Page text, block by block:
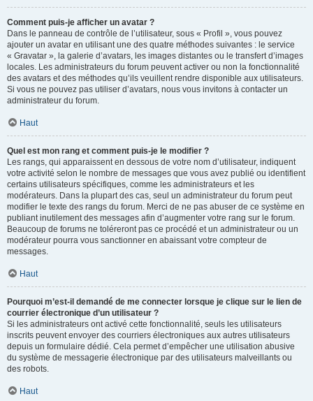
Comment puis-je afficher un avatar ?
Dans le panneau de contrôle de l’utilisateur, sous « Profil », vous pouvez
ajouter un avatar en utilisant une des quatre méthodes suivantes : le service
« Gravatar », la galerie d’avatars, les images distantes ou le transfert d’images
locales. Les administrateurs du forum peuvent activer ou non la fonctionnalité
des avatars et des méthodes qu’ils veuillent rendre disponible aux utilisateurs.
Si vous ne pouvez pas utiliser d’avatars, nous vous invitons à contacter un
administrateur du forum.
Haut
Quel est mon rang et comment puis-je le modifier ?
Les rangs, qui apparaissent en dessous de votre nom d’utilisateur, indiquent
votre activité selon le nombre de messages que vous avez publié ou identifient
certains utilisateurs spécifiques, comme les administrateurs et les
modérateurs. Dans la plupart des cas, seul un administrateur du forum peut
modifier le texte des rangs du forum. Merci de ne pas abuser de ce système en
publiant inutilement des messages afin d’augmenter votre rang sur le forum.
Beaucoup de forums ne toléreront pas ce procédé et un administrateur ou un
modérateur pourra vous sanctionner en abaissant votre compteur de
messages.
Haut
Pourquoi m’est-il demandé de me connecter lorsque je clique sur le lien de
courrier électronique d’un utilisateur ?
Si les administrateurs ont activé cette fonctionnalité, seuls les utilisateurs
inscrits peuvent envoyer des courriers électroniques aux autres utilisateurs
depuis un formulaire dédié. Cela permet d’empêcher une utilisation abusive
du système de messagerie électronique par des utilisateurs malveillants ou
des robots.
Haut